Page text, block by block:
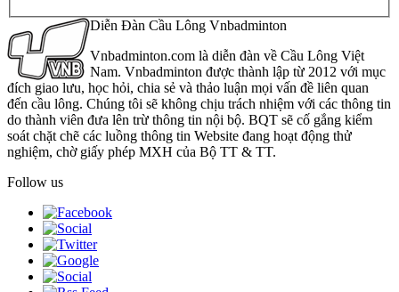
Diễn Đàn Cầu Lông Vnbadminton
Vnbadminton.com là diễn đàn về Cầu Lông Việt
Nam. Vnbadminton được thành lập từ 2012 với mục
đích giao lưu, học hỏi, chia sẻ và thảo luận mọi vấn đề liên quan
đến cầu lông. Chúng tôi sẽ không chịu trách nhiệm với các thông tin
do thành viên đưa lên trừ thông tin nội bộ. BQT sẽ cố gắng kiểm
soát chặt chẽ các luồng thông tin Website đang hoạt động thử
nghiệm, chờ giấy phép MXH của Bộ TT & TT.
Follow us